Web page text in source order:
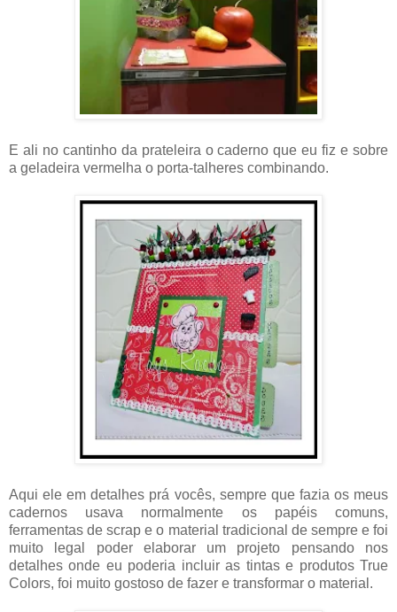
E ali no cantinho da prateleira o caderno que eu fiz e sobre
a geladeira vermelha o porta-talheres combinando.
Aqui ele em detalhes prá vocês, sempre que fazia os meus
cadernos usava normalmente os papéis comuns,
ferramentas de scrap e o material tradicional de sempre e foi
muito legal poder elaborar um projeto pensando nos
detalhes onde eu poderia incluir as tintas e produtos True
Colors, foi muito gostoso de fazer e transformar o material.